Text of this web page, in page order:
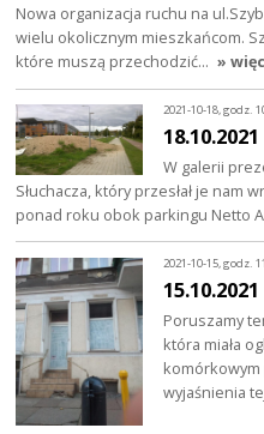
Nowa organizacja ruchu na
wielu okolicznym mieszkańcom.
które muszą przechodzić… »
2021-10-18, godz.
18.10.2021
W galerii
Słuchacza, który przesłał je nam
ponad roku obok parkingu Netto
2021-10-15, godz.
15.10.2021
Poruszamy
która miała
komórkowym
wyjaśnienia